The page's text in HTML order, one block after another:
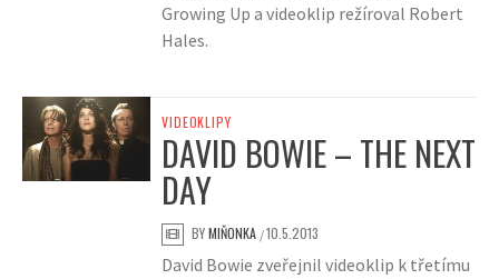
Growing Up a videoklip režíroval Robert
Hales.
VIDEOKLIPY
DAVID BOWIE – THE NEXT
DAY
BYMIŇONKA /10.5.2013
David Bowie zveřejnil videoklip k třetímu